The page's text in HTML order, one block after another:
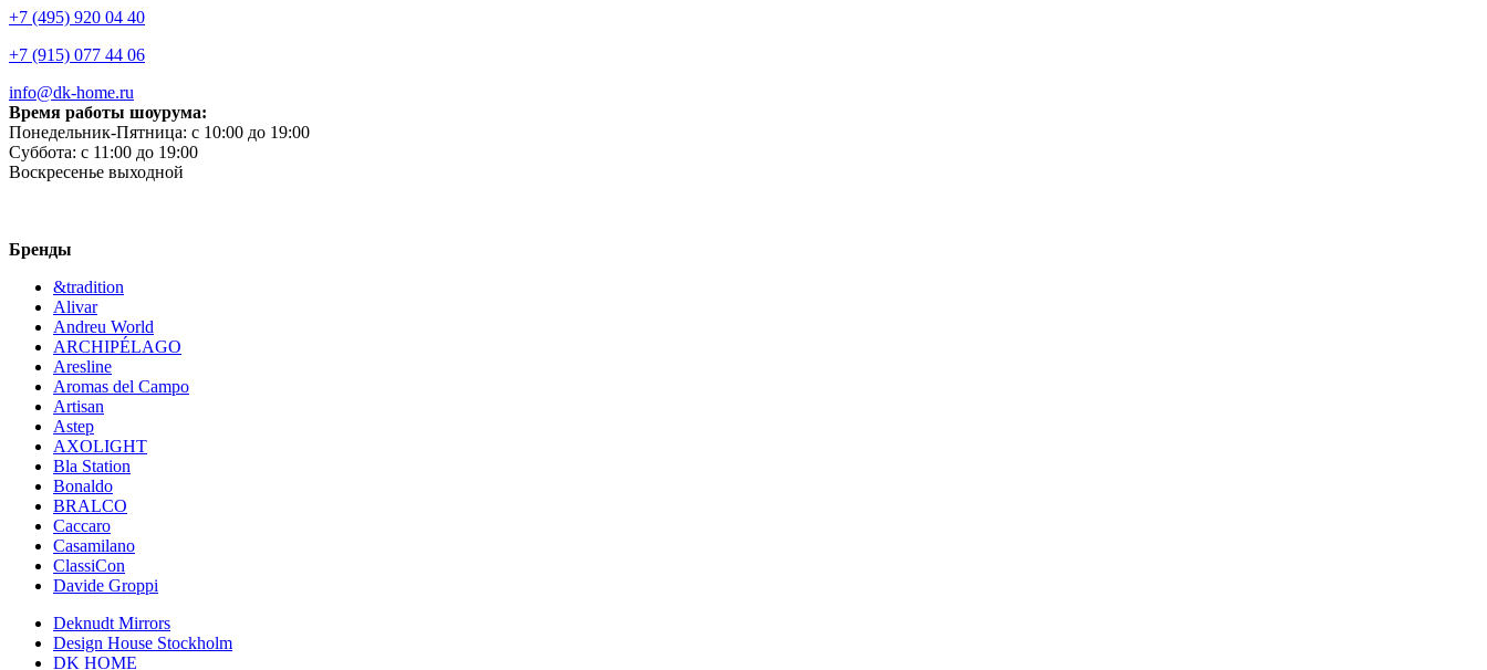
+7 (495) 920 04 40
+7 (915) 077 44 06
info@dk-home.ru
Время работы шоурума:
Понедельник-Пятница: c 10:00 до 19:00
Суббота: c 11:00 до 19:00
Воскресенье выходной
Бренды
&tradition
Alivar
Andreu World
ARCHIPÉLAGO
Aresline
Aromas del Campo
Artisan
Astep
AXOLIGHT
Bla Station
Bonaldo
BRALCO
Caccaro
Casamilano
ClassiCon
Davide Groppi
Deknudt Mirrors
Design House Stockholm
DK HOME